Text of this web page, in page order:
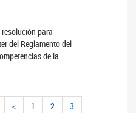
para
del Reglamento del
de la
< 1 2
3